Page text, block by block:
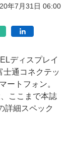
年7月31日 06:00
ディスプレイ
士通コネクテッ
ートフォン。
ここまで本誌
詳細スペック